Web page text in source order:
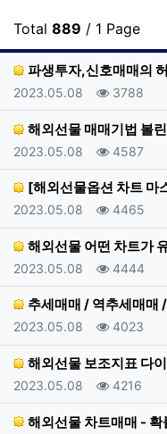
Total 889 / 1 Page
파생투자,신호매매의
등록일
2023.05.08 조회
3788
해외선물 매매기법 볼
등록일
2023.05.08 조회
4587
[해외선물옵션 차트 마
등록일
2023.05.08 조회
4465
해외선물 어떤 차트가
등록일
2023.05.08 조회
4444
추세매매 / 역추세매매
등록일
2023.05.08 조회
4023
해외선물 보조지표 다
등록일
2023.05.08 조회
4216
해외선물 차트매매 -